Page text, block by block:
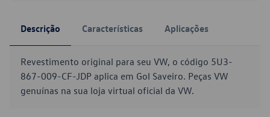
Descrição Características Aplicações
Revestimento original para seu VW, o código 5U3-
867-009-CF-JDP aplica em Gol Saveiro. Peças VW
genuínas na sua loja virtual oficial da VW.